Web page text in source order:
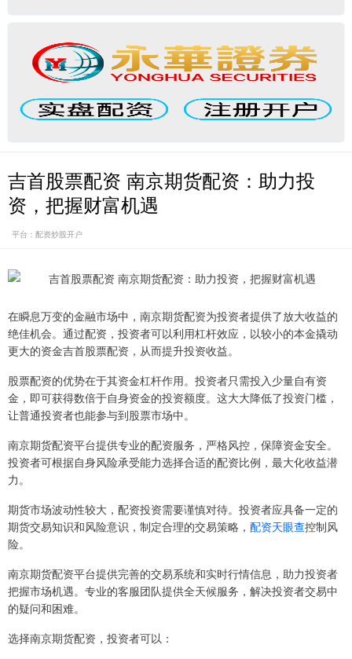
吉首股票配资 南京期货配资：助力投
资，把握财富机遇
平台：配资炒股开户
在瞬息万变的金融市场中，南京期货配资为投资者提供了放大收益的
绝佳机会。通过配资，投资者可以利用杠杆效应，以较小的本金撬动
更大的资金吉首股票配资，从而提升投资收益。
股票配资的优势在于其资金杠杆作用。投资者只需投入少量自有资
金，即可获得数倍于自身资金的投资额度。这大大降低了投资门槛，
让普通投资者也能参与到股票市场中。
南京期货配资平台提供专业的配资服务，严格风控，保障资金安全。
投资者可根据自身风险承受能力选择合适的配资比例，最大化收益潜
力。
期货市场波动性较大，配资投资需要谨慎对待。投资者应具备一定的
期货交易知识和风险意识，制定合理的交易策略， 配资天眼查控制风
险。
南京期货配资平台提供完善的交易系统和实时行情信息，助力投资者
把握市场机遇。专业的客服团队提供全天候服务，解决投资者交易中
的疑问和困难。
选择南京期货配资，投资者可以：